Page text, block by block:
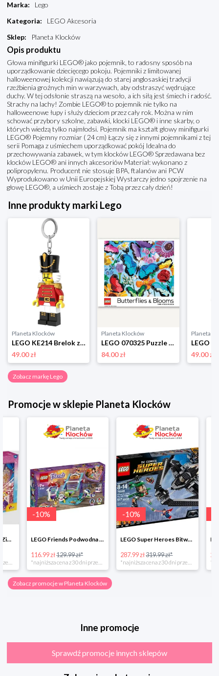
Marka:
Lego
Kategoria:
LEGO Akcesoria
Sklep: Planeta Klocków
Opis produktu
Głowa minifigurki LEGO® jako pojemnik, to radosny sposób na
uporządkowanie dziecięcego pokoju. Pojemniki z limitowanej
halloweenowej kolekcji nawiązują do starej anglosaskiej tradycji
rzeźbienia groźnych min w warzywach, aby odstraszyć wędrujące
duchy. W tej odsłonie straszą na wesoło, a ich siłą jest śmiech i radość.
Strachy na lachy! Zombie LEGO® to pojemnik nie tylko na
halloweenowe łupy i służy dzieciom przez cały rok. Można w nim
schować przybory szkolne, zabawki, klocki LEGO® i inne skarby, o
których wiedzą tylko najmłodsi. Pojemnik ma kształt głowy minifigurki
LEGO® Pojemny rozmiar ( 24 cm) Łączy się z innymi pojemnikami z tej
serii Pomaga z uśmiechem uporządkować pokój Idealna do
przechowywania zabawek, w tym klocków LEGO® Sprzedawana bez
klocków LEGO® ani innych akcesoriów Materiał: wykonano z
polipropylenu. Producent nie stosuje BPA, ftalanów ani PCW
Wyprodukowano w Unii Europejskiej Wystarczy jedno spojrzenie na
głowę LEGO®, a uśmiech zostaje z Tobą przez cały dzień!
Inne produkty marki Lego
Planeta Klocków
LEGO KE214 Brelok z latarką Dziadek do orzechów Lego
49.00 zł
Planeta Klocków
LEGO 070325 Puzzle Butterflies & Blooms (1000 elementów) Lego
84.00 zł
Planeta
49.00 zł
Zobacz markę Lego
Promocje w sklepie Planeta Klocków
-
LEGO Friends Podwodna Frajda w super cenie
116.99 zł129.99 zł*
*najniższa cena z 30 dni przed obniżką
LEGO Super Heroes Bitwa powietrzna w super cenie
287.99 zł319.99 zł*
*najniższa cena z 30 dni przed obniżką
-10
202.49 zł
Zobacz promocje w Planeta Klocków
Inne promocje
Sprawdź promocje innych sklepów